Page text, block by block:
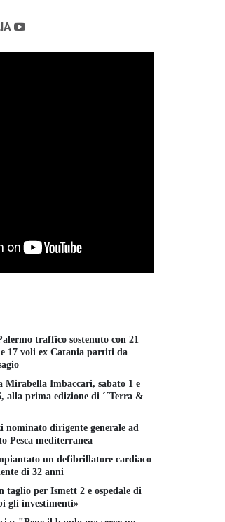
traffico sostenuto con 21
17 voli ex Catania partiti da
Mirabella Imbaccari, sabato 1 e
alla prima edizione di ´´Terra &
nominato dirigente generale ad
Pesca mediterranea
un defibrillatore cardiaco
di 32 anni
taglio per Ismett 2 e ospedale di
gli investimenti»